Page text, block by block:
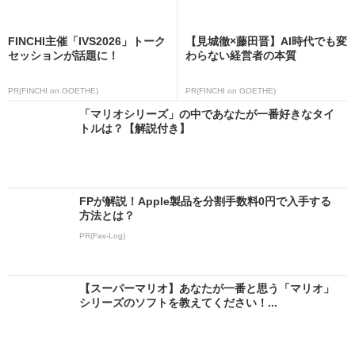
FINCHI主催「IVS2026」トーク
セッションが話題に！
PR(FINCHI on GOETHE)
【見城徹×藤田晋】AI時代でも変
わらない経営者の本質
PR(FINCHI on GOETHE)
「マリオシリーズ」の中であなたが一番好きなタイ
トルは？【解説付き】
FPが解説！Apple製品を分割手数料0円で入手する
方法とは？
PR(Fav-Log)
【スーパーマリオ】あなたが一番と思う「マリオ」
シリーズのソフトを教えてください！...